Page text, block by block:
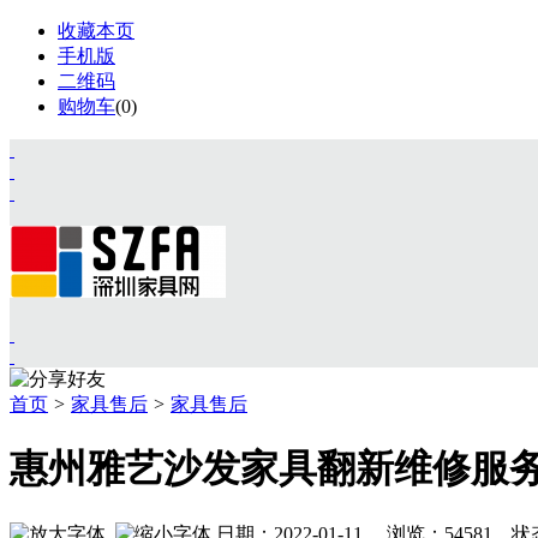
收藏本页
手机版
二维码
购物车(0)
资讯
展会
视频
首页 > 家具售后 > 家具售后
惠州雅艺沙发家具翻新维修服
日期：2022-01-11 浏览： 54581 状